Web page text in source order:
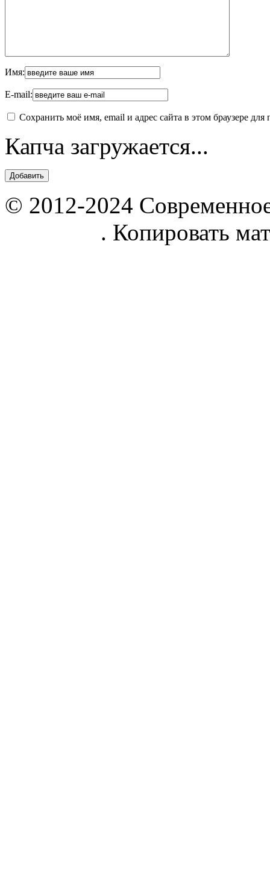
Имя:
E-mail:
Сохранить моё имя, email и адрес сайта в этом браузере
Капча загружается...
© 2012-2024
. Копировать